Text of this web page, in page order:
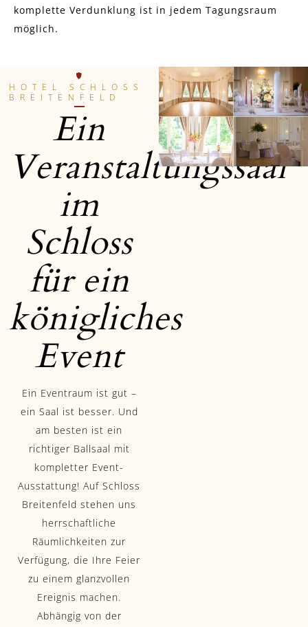
komplette Verdunklung ist in jedem Tagungsraum
möglich.
HOTEL SCHLOSS
BREITENFELD
Ein
Veranstaltungssaal
im
Schloss
für ein
königliches
Event
Ein Eventraum ist gut –
ein Saal ist besser. Und
am besten ist ein
richtiger Ballsaal mit
kompletter Event-
Ausstattung! Auf Schloss
Breitenfeld stehen uns
herrschaftliche
Räumlichkeiten zur
Verfügung, die Ihre Feier
zu einem glanzvollen
Ereignis machen.
Abhängig von der